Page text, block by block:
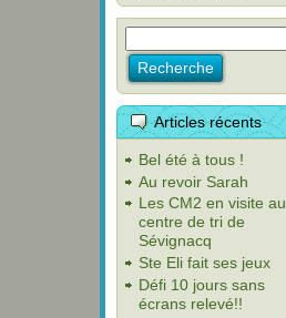
Articles récents
Bel été à tous !
Au revoir Sarah
Les CM2 en visite au
centre de tri de
Sévignacq
Ste Eli fait ses jeux
Défi 10 jours sans
écrans relevé!!